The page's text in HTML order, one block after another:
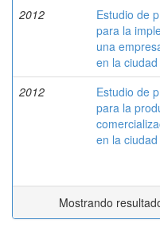
2012
Estudio de
para la
una
en la
2012
Estudio de
para la
en la
Mostrando